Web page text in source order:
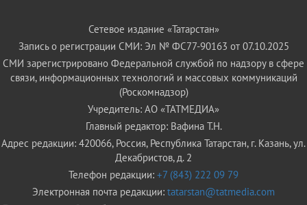
Сетевое издание «Татарстан»
Запись о регистрации СМИ: Эл № ФС77-90163 от 07.10.2025
СМИ зарегистрировано Федеральной службой по надзору в сфере
связи, информационных технологий и массовых коммуникаций
(Роскомнадзор)
Учредитель: АО «ТАТМЕДИА»
Главный редактор: Вафина Т.Н.
Адрес редакции: 420066, Россия, Республика Татарстан, г. Казань, ул.
Декабристов, д. 2
Телефон редакции: +7 (843) 222 09 79
Электронная почта редакции: tatarstan@tatmedia.com